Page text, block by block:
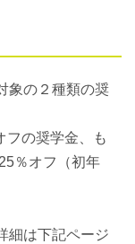
象の２種類の奨
フの奨学金、も
％オフ（初年
細は下記ページ